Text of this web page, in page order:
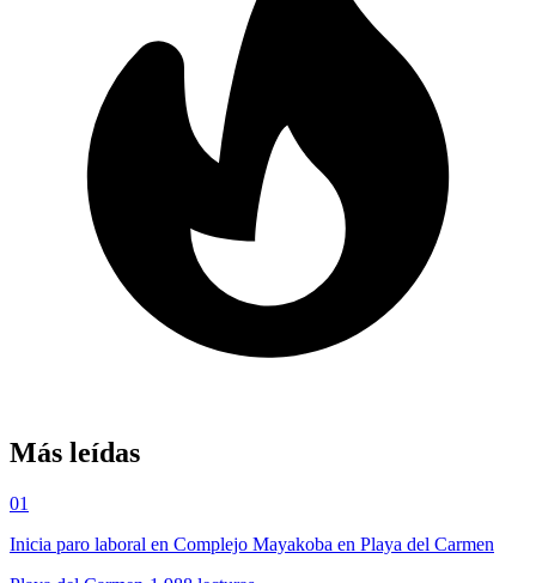
Más leídas
01
Inicia paro laboral en Complejo Mayakoba en Playa del Carmen